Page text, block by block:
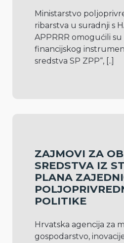
Ministarstvo
ribarstva u suradnji s
APPRRR omogućili
financijskog
sredstva SP ZPP“, [..]
ZAJMOVI ZA
SREDSTVA IZ
PLANA
POLITIKE
Hrvatska agencija za
gospodarstvo,